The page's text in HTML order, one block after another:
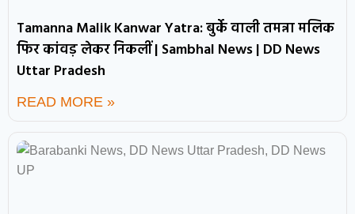
Tamanna Malik Kanwar Yatra: बुर्के वाली तमन्ना मलिक
फिर कांवड़ लेकर निकलीं | Sambhal News | DD News
Uttar Pradesh
READ MORE »